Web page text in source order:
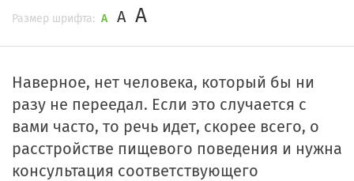
Размер шрифта: A A A
Наверное, нет человека, который бы ни
разу не переедал. Если это случается с
вами часто, то речь идет, скорее всего, о
расстройстве пищевого поведения и нужна
консультация соответствующего